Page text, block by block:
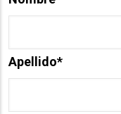
Apellido*